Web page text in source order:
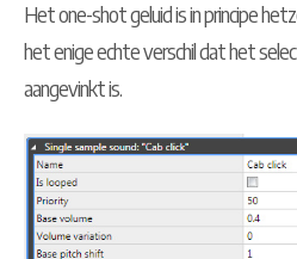
Het one-shot geluid is in principe
het enige echte verschil dat het
aangevinkt is.